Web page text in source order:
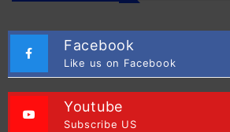
Facebook
Like us on Facebook
Youtube
Subscribe US